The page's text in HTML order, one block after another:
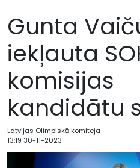
Gunta
iekļauta
komisijas
kandidātu
Latvijas Olimpiskā komiteja
13:19 30-11-2023